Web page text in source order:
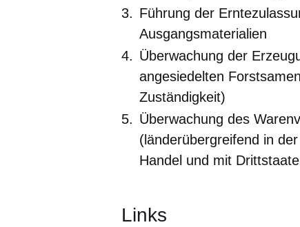
Führung der
Ausgangsmaterialien
Überwachung der
angesiedelten
Zuständigkeit)
Überwachung des
(länderübergreifend in
Handel und mit
Links